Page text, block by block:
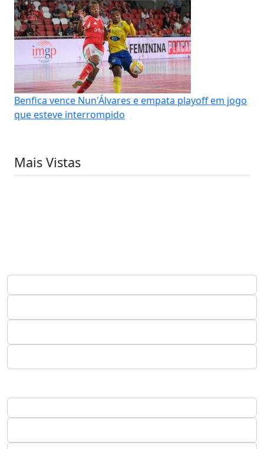
Benfica vence Nun'Álvares e empata playoff em jogo
que esteve interrompido
Mais Vistas